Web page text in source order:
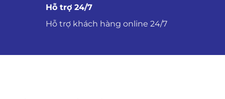
Hỗ trợ 24/7
Hỗ trợ khách hàng online 24/7